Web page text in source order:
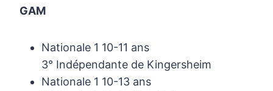
GAM
Nationale 1 10-11 ans
3° Indépendante de Kingersheim
Nationale 1 10-13 ans